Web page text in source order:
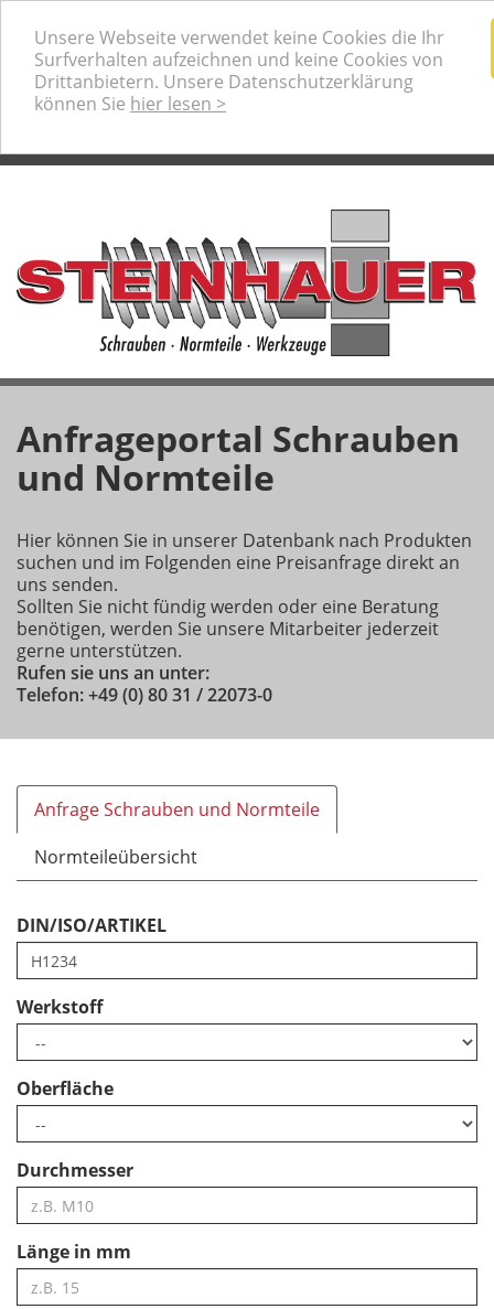
Unsere Webseite verwendet keine Cookies die Ihr
Surfverhalten aufzeichnen und keine Cookies von
Drittanbietern. Unsere Datenschutzerklärung
können Sie hier lesen >
und Werkzeuge
Telefon:+49 (0) 80 31 / 22073-0
Anfrage-Warenkorb
Anfrageportal Schrauben
und Normteile
Hier können Sie in unserer Datenbank nach Produkten
suchen und im Folgenden eine Preisanfrage direkt an
uns senden.
Sollten Sie nicht fündig werden oder eine Beratung
benötigen, werden Sie unsere Mitarbeiter jederzeit
gerne unterstützen.
Rufen sie uns an unter:
Telefon: +49 (0) 80 31 / 22073-0
Anfrage Schrauben und Normteile
Normteileübersicht
DIN/ISO/ARTIKEL
Werkstoff
Oberfläche
Durchmesser
Länge in mm